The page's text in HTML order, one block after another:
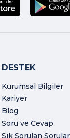
DESTEK
Kurumsal Bilgiler
Kariyer
Blog
Soru ve Cevap
Sık Sorulan Sorular